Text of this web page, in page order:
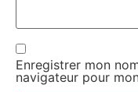
Enregistrer mon
navigateur pour